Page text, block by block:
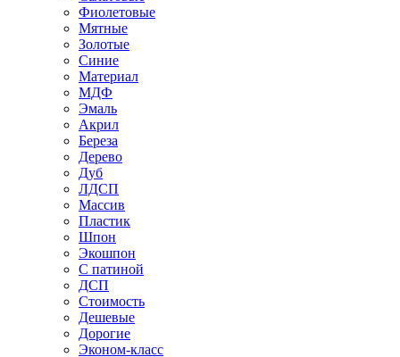
Фиолетовые
Мятные
Золотые
Синие
Материал
МДФ
Эмаль
Акрил
Береза
Дерево
Дуб
ЛДСП
Массив
Пластик
Шпон
Экошпон
С патиной
ДСП
Стоимость
Дешевые
Дорогие
Эконом-класс